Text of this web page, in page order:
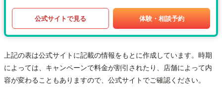
公式サイトで見る 体験・相談予約
上記の表は公式サイトに記載の情報をもとに作成しています。時期
によっては、キャンペーンで料金が割引されたり、店舗によって内
容が変わることもありますので、公式サイトでご確認ください。